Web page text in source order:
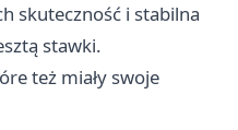
skuteczność i stabilna
stawki.
też miały swoje